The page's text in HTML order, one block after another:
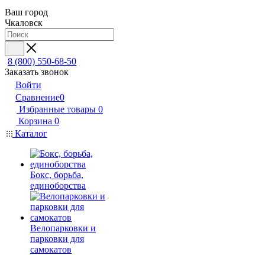
Ваш город
Чкаловск
8 (800) 550-68-50
Заказать звонок
Войти
Сравнение0
Избранные товары 0
Корзина 0
Каталог
Бокс, борьба,
единоборства
Велопарковки и
парковки для
самокатов